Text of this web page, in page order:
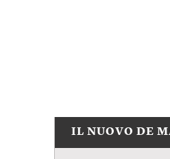
IL NUOVO DE